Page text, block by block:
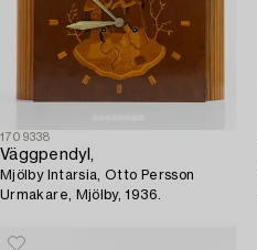
1709338
Väggpendyl,
Mjölby Intarsia, Otto Persson
Urmakare, Mjölby, 1936.